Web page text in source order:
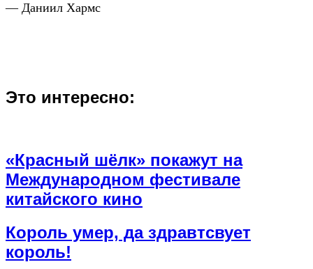
— Даниил Хармс
Это интересно:
«Красный шёлк» покажут на
Международном фестивале
китайского кино
Король умер, да здравтсвует
король!